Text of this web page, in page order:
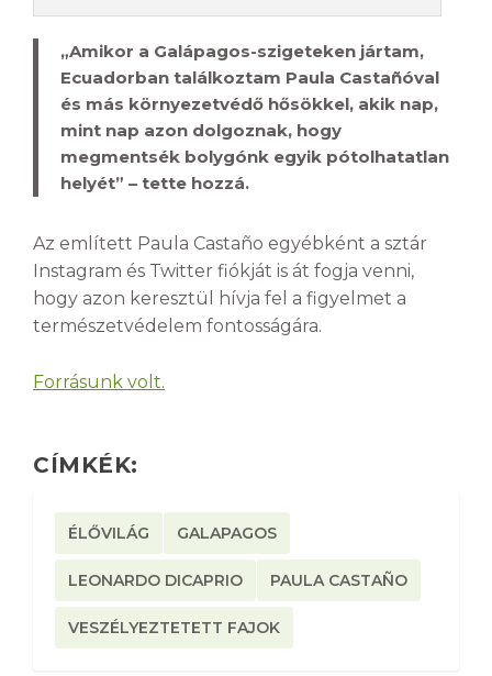
„Amikor a Galápagos-szigeteken jártam,
Ecuadorban találkoztam Paula Castañóval
és más környezetvédő hősökkel, akik nap,
mint nap azon dolgoznak, hogy
megmentsék bolygónk egyik pótolhatatlan
helyét” – tette hozzá.
Az említett Paula Castaño egyébként a sztár
Instagram és Twitter fiókját is át fogja venni,
hogy azon keresztül hívja fel a figyelmet a
természetvédelem fontosságára.
Forrásunk volt.
CÍMKÉK:
ÉLŐVILÁG GALAPAGOS
LEONARDO DICAPRIO PAULA CASTAÑO
VESZÉLYEZTETETT FAJOK